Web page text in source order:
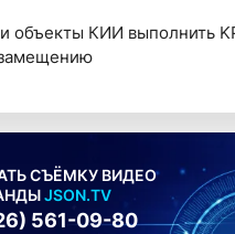
объекты КИИ выполнить
СЪЁМКУ ВИДЕО
JSON.TV
561-09-80